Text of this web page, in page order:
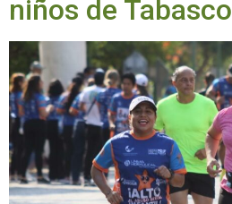
niños de Tabasco